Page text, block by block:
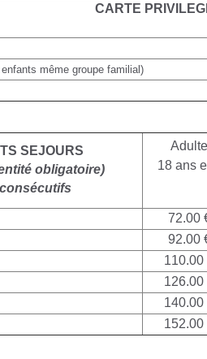
CARTE
même groupe familial)
SEJOURS
obligatoire)
Adulte
18 ans
72.00
92.00
110.00
126.00
140.00
152.00